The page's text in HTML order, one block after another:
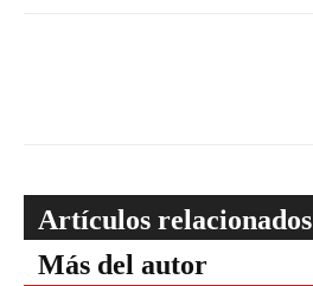
Artículos relacionados
Más del autor